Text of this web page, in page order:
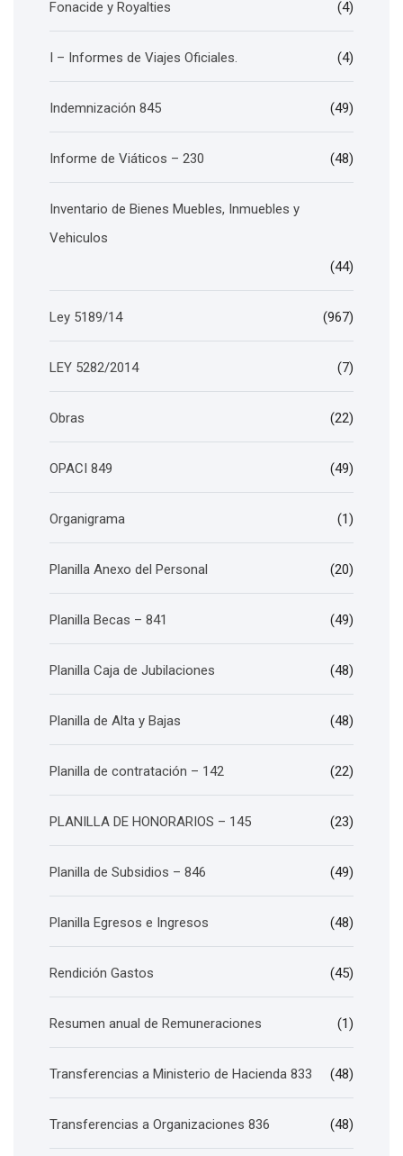
Fonacide y Royalties (4)
I – Informes de Viajes Oficiales. (4)
Indemnización 845 (49)
Informe de Viáticos – 230 (48)
Inventario de Bienes Muebles, Inmuebles y
Vehiculos
(44)
Ley 5189/14 (967)
LEY 5282/2014 (7)
Obras (22)
OPACI 849 (49)
Organigrama (1)
Planilla Anexo del Personal (20)
Planilla Becas – 841 (49)
Planilla Caja de Jubilaciones (48)
Planilla de Alta y Bajas (48)
Planilla de contratación – 142 (22)
PLANILLA DE HONORARIOS – 145 (23)
Planilla de Subsidios – 846 (49)
Planilla Egresos e Ingresos (48)
Rendición Gastos (45)
Resumen anual de Remuneraciones (1)
Transferencias a Ministerio de Hacienda 833 (48)
Transferencias a Organizaciones 836 (48)